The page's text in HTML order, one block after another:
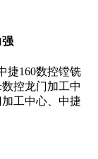
强
捷160数控镗铣
控龙门加工中
工中心、中捷